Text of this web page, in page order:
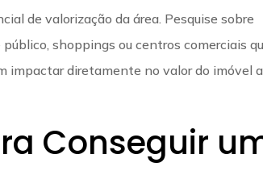
de valorização da área. Pesquise sobre
shoppings ou centros comerciais
impactar diretamente no valor do imóvel a
Conseguir